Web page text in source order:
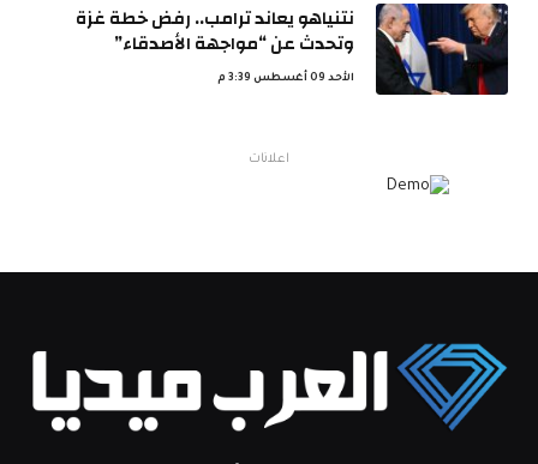
نتنياهو يعاند ترامب.. رفض خطة غزة
وتحدث عن “مواجهة الأصدقاء”
الأحد 09 أغسطس 3:39 م
اعلانات